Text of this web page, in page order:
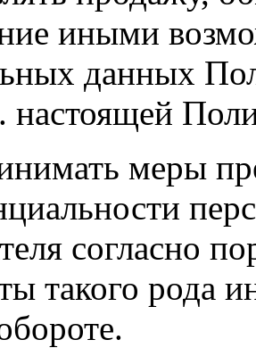
иными
данных
настоящей
меры
согласно
такого рода